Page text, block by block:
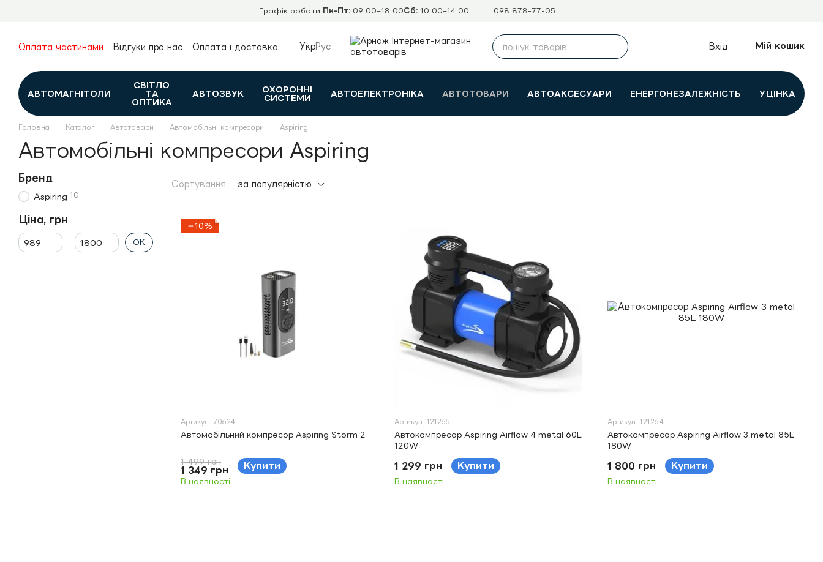
Графік роботи: Пн-Пт: 09:00–18:00Сб: 10:00–14:00 098 878-77-05
Оплата частинами Відгуки про нас
Оплата і доставка
Контакти
Каталог
УкрРус Вхід Мій кошик
АВТОМАГНІТОЛИ
СВІТЛО
ТА
ОПТИКА
АВТОЗВУК
ОХОРОННІ
СИСТЕМИ
АВТОЕЛЕКТРОНІКА АВТОТОВАРИ АВТОАКСЕСУАРИ ЕНЕРГОНЕЗАЛЕЖНІСТЬ УЦІНКА
Головна Каталог Автотовари Автомобільні компресори Aspiring
Автомобільні компресори Aspiring
Сортування: за популярністю
−10%
Артикул: 70624
Автомобільний компресор Aspiring Storm 2
1 499 грн
1 349 грн Купити
В наявності
Артикул: 121265
Автокомпресор Aspiring Airflow 4 metal 60L
120W
1 299 грн Купити
В наявності
Артикул: 121264
Автокомпресор Aspiring Airflow 3 metal 85L
180W
1 800 грн Купити
В наявності
Бренд
Aspiring 10
Ціна, грн
Від Ціна, грн
До Ціна, грн
ОК